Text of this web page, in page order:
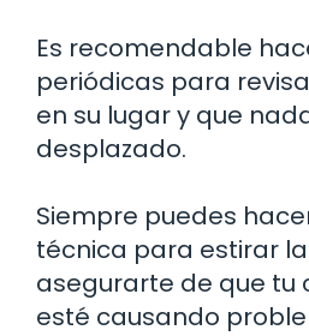
Es recomendable
periódicas para
en su lugar y que
desplazado.
Siempre puedes
técnica para estirar
asegurarte de que tu
esté causando